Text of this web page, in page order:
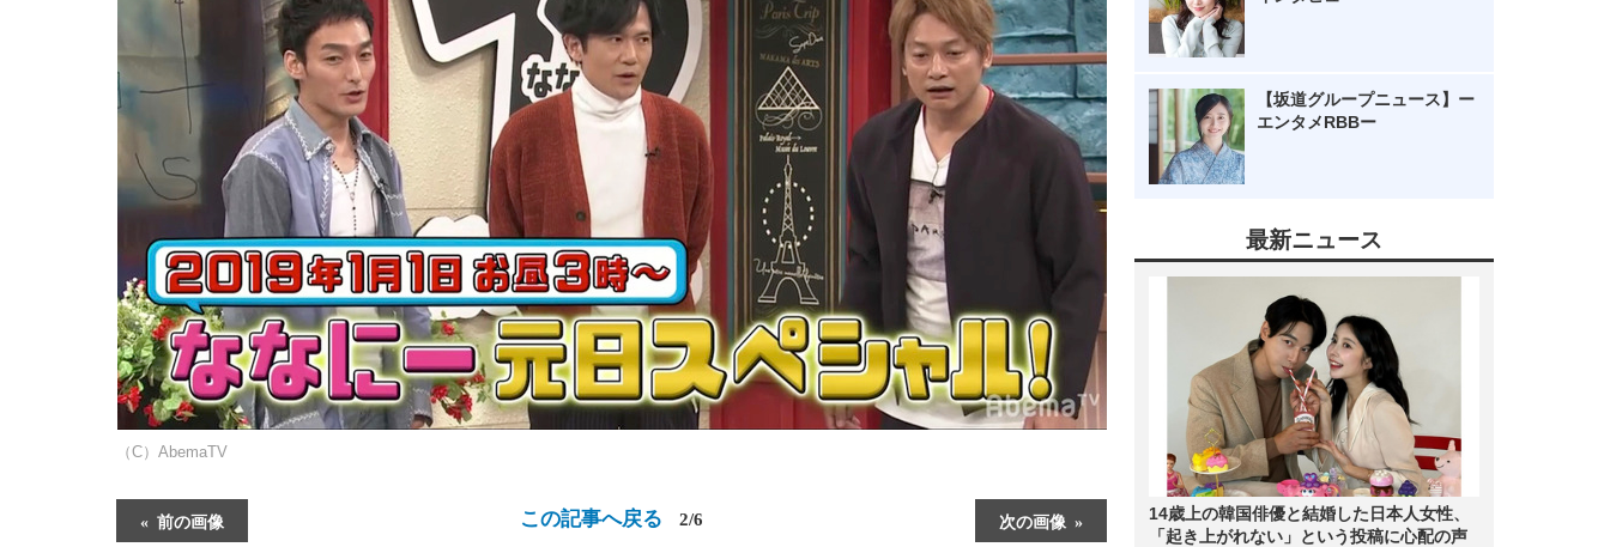
（C）AbemaTV
前の画像 次の画像
この記事へ戻る 2/6
【坂道グループニュース】ー
エンタメRBBー
最新ニュース
14歳上の韓国俳優と結婚した日本人女性、
「起き上がれない」という投稿に心配の声